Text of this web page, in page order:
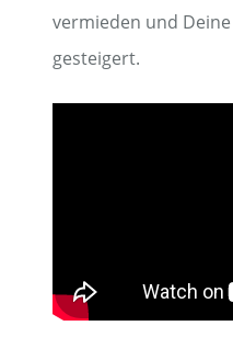
vermieden und
gesteigert.